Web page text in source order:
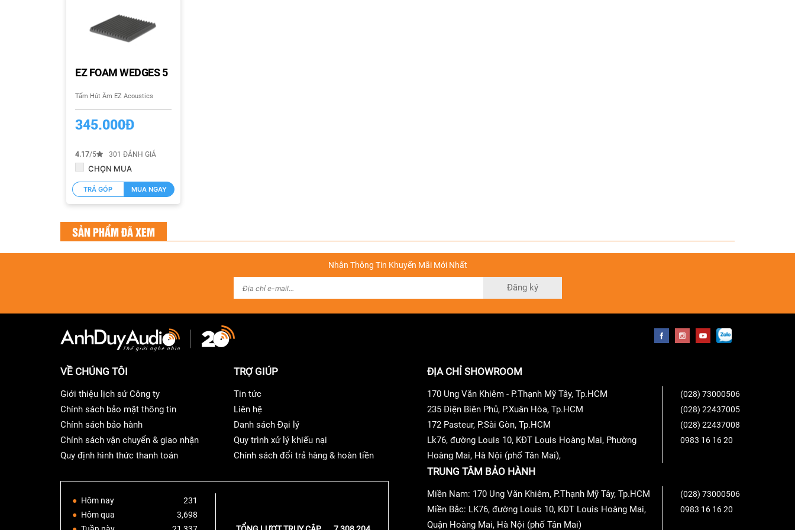
EZ FOAM WEDGES 5
Tấm Hút Âm EZ Acoustics
345.000Đ
4.17/5 301 ĐÁNH GIÁ
CHỌN MUA
TRẢ GÓP MUA NGAY
SẢN PHẨM ĐÃ XEM
Nhận Thông Tin Khuyến Mãi Mới Nhất
Đăng ký
VỀ CHÚNG TÔI
Giới thiệu lịch sử Công ty
Chính sách bảo mật thông tin
Chính sách bảo hành
Chính sách vận chuyển & giao nhận
Quy định hình thức thanh toán
TRỢ GIÚP
Tin tức
Liên hệ
Danh sách Đại lý
Quy trình xử lý khiếu nại
Chính sách đổi trả hàng & hoàn tiền
Hôm nay
231
Hôm qua
3,698
ĐỊA CHỈ SHOWROOM
170 Ung Văn Khiêm - P.Thạnh Mỹ Tây, Tp.HCM
235 Điện Biên Phủ, P.Xuân Hòa, Tp.HCM
172 Pasteur, P.Sài Gòn, Tp.HCM
Lk76, đường Louis 10, KĐT Louis Hoàng Mai, Phường
Hoàng Mai, Hà Nội (phố Tân Mai),
(028) 73000506
(028) 22437005
(028) 22437008
0983 16 16 20
TRUNG TÂM BẢO HÀNH
Miền Nam: 170 Ung Văn Khiêm, P.Thạnh Mỹ Tây, Tp.HCM
Miền Bắc: LK76, đường Louis 10, KĐT Louis Hoàng Mai,
Quận Hoàng Mai, Hà Nội (phố Tân Mai)
(028) 73000506
0983 16 16 20